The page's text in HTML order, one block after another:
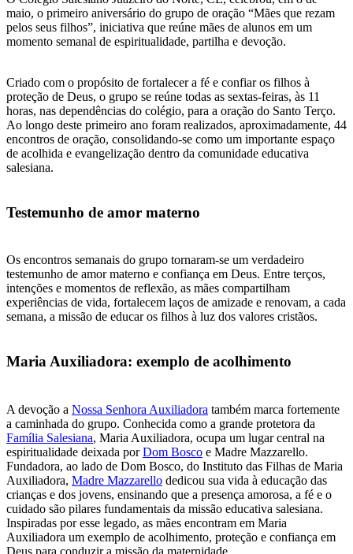
maio, o primeiro aniversário do grupo de oração “Mães que rezam
pelos seus filhos”, iniciativa que reúne mães de alunos em um
momento semanal de espiritualidade, partilha e devoção.
Criado com o propósito de fortalecer a fé e confiar os filhos à
proteção de Deus, o grupo se reúne todas as sextas-feiras, às 11
horas, nas dependências do colégio, para a oração do Santo Terço.
Ao longo deste primeiro ano foram realizados, aproximadamente, 44
encontros de oração, consolidando-se como um importante espaço
de acolhida e evangelização dentro da comunidade educativa
salesiana.
Testemunho de amor materno
Os encontros semanais do grupo tornaram-se um verdadeiro
testemunho de amor materno e confiança em Deus. Entre terços,
intenções e momentos de reflexão, as mães compartilham
experiências de vida, fortalecem laços de amizade e renovam, a cada
semana, a missão de educar os filhos à luz dos valores cristãos.
Maria Auxiliadora: exemplo de acolhimento
A devoção a Nossa Senhora Auxiliadora também marca fortemente
a caminhada do grupo. Conhecida como a grande protetora da
Família Salesiana, Maria Auxiliadora, ocupa um lugar central na
espiritualidade deixada porDom Bosco e Madre Mazzarello.
Fundadora, ao lado de Dom Bosco, do Instituto das Filhas de Maria
Auxiliadora, Madre Mazzarello dedicou sua vida à educação das
crianças e dos jovens, ensinando que a presença amorosa, a fé e o
cuidado são pilares fundamentais da missão educativa salesiana.
Inspiradas por esse legado, as mães encontram em Maria
Auxiliadora um exemplo de acolhimento, proteção e confiança em
Deus para conduzir a missão da maternidade.